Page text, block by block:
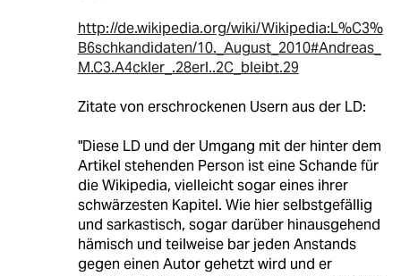
http://de.wikipedia.org/wiki/Wikipedia:L%C3%
B6schkandidaten/10._August_2010#Andreas_
M.C3.A4ckler_.28erl..2C_bleibt.29
Zitate von erschrockenen Usern aus der LD:
"Diese LD und der Umgang mit der hinter dem
Artikel stehenden Person ist eine Schande für
die Wikipedia, vielleicht sogar eines ihrer
schwärzesten Kapitel. Wie hier selbstgefällig
und sarkastisch, sogar darüber hinausgehend
hämisch und teilweise bar jeden Anstands
gegen einen Autor gehetzt wird und er